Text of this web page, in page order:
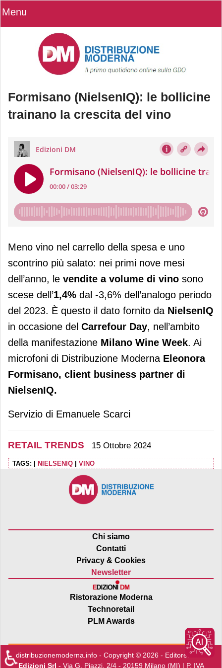
Menu
Formisano (NielsenIQ): le bollicine
trainano la crescita del vino
Formisano (NielsenIQ): le bollicine
trainano la crescita del vino
Meno vino nel carrello della spesa e uno
scontrino più salato: nei primi nove mesi
dell’anno, le vendite a volume di vino sono
scese dell’1,4% dal -3,6% dell’analogo periodo
del 2023. È questo il dato fornito da NielsenIQ
in occasione del Carrefour Day, nell’ambito
della manifestazione Milano Wine Week. Ai
microfoni di Distribuzione Moderna Eleonora
Formisano, client business partner di
NielsenIQ.
Servizio di Emanuele Scarci
RETAIL TRENDS 15 Ottobre 2024
TAGS: NIELSENIQ VINO
Chi siamo
Contatti
Privacy & Cookies
Newsletter
Ristorazione Moderna
Technoretail
PLM Awards
distribuzionemoderna.info - Copyright © 2026 - Editore:Edra
Edizioni Srl - Via G. Piazzi, 2/4 - 20159 Milano (MI) | P. IVA